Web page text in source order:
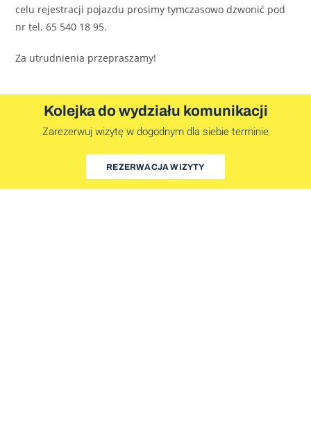
celu rejestracji pojazdu prosimy tymczasowo dzwonić pod
nr tel. 65 540 18 95.
Za utrudnienia przepraszamy!
Kolejka do wydziału komunikacji
Zarezerwuj wizytę w dogodnym dla siebie terminie
REZERWACJA WIZYTY